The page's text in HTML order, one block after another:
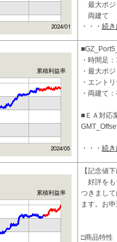
最大ポ
両建
損切り
・・・ 続
累積利益率
・時間足
・最大ポ
・エント
・両建て
■ＥＡ対応
■投資コン
・・・ 続
累積利益率
【記念値
好評をも
つきまし
ます。お
□商品特性